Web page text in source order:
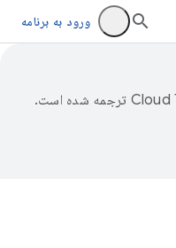
ورود به برنامه
ترجمه شده است.